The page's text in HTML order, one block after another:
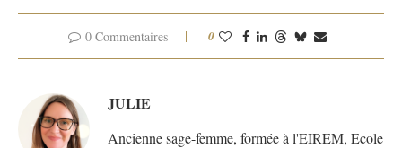
0 Commentaires 0
JULIE
Ancienne sage-femme, formée à l'EIREM, Ecole